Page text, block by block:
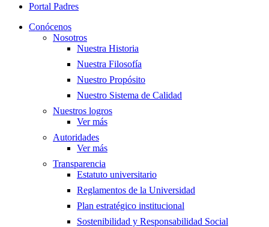
Portal Padres
Conócenos
Nosotros
Nuestra Historia
Nuestra Filosofía
Nuestro Propósito
Nuestro Sistema de Calidad
Nuestros logros
Ver más
Autoridades
Ver más
Transparencia
Estatuto universitario
Reglamentos de la Universidad
Plan estratégico institucional
Sostenibilidad y Responsabilidad Social